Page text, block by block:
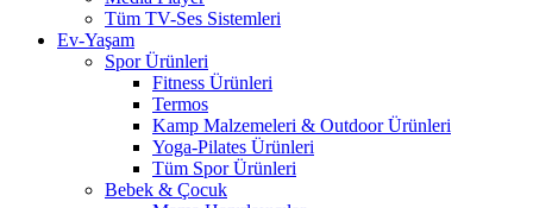
Tüm TV-Ses Sistemleri
Ev-Yaşam
Spor Ürünleri
Fitness Ürünleri
Termos
Kamp Malzemeleri & Outdoor Ürünleri
Yoga-Pilates Ürünleri
Tüm Spor Ürünleri
Bebek & Çocuk